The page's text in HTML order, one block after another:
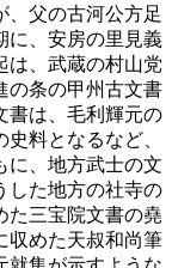
父の古河公方足
に、安房の里見義
は、武蔵の村山党
の条の甲州古文書
書は、毛利輝元の
料となるなど、
に、地方武士の文
した地方の社寺の
た三宝院文書の堯
収めた天叔和尚筆